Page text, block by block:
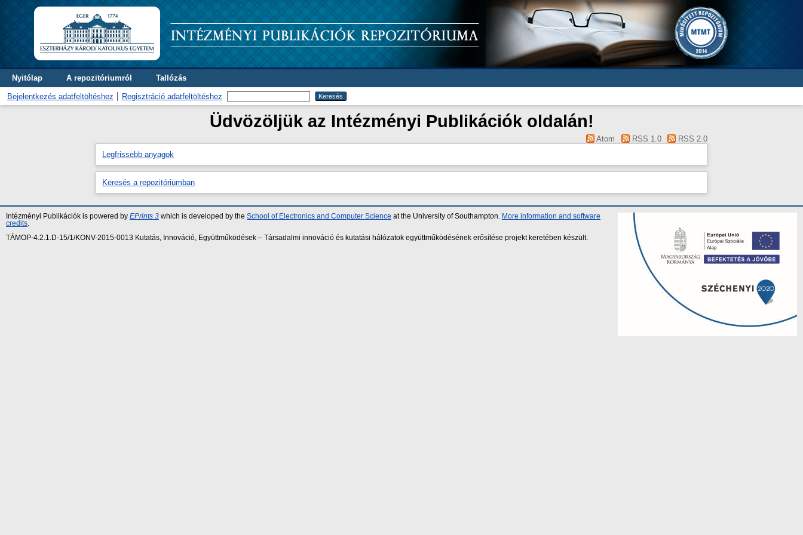
Nyitólap A repozitóriumról Tallózás
Bejelentkezés adatfeltöltéshez Regisztráció adatfeltöltéshez
Üdvözöljük az Intézményi Publikációk oldalán!
Atom RSS 1.0
RSS 2.0
Legfrissebb anyagok
Keresés a repozitóriumban
Intézményi Publikációk is powered by EPrints 3 which is developed by the School of Electronics and Computer Science at the University of Southampton.
More information and software
credits
TÁMOP-4.2.1.D-15/1/KONV-2015-0013 Kutatás, Innováció, Együttműködések – Társadalmi innováció és kutatási hálózatok együttműködésének erősítése projekt keretében készült.